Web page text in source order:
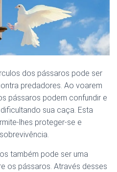
dos pássaros pode ser
predadores. Ao voarem
pássaros podem confundir e
sua caça. Esta
lhes proteger-se e
também pode ser uma
os pássaros. Através desses